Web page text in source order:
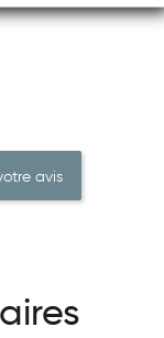
avis